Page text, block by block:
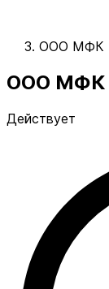
ООО МФК
ООО МФК
Действует